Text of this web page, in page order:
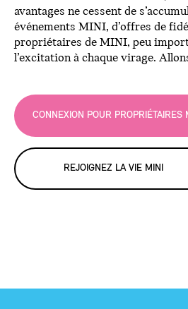
avantages ne cessent de
événements MINI, d’offres de
propriétaires de MINI, peu
l’excitation à chaque virage.
CONNEXION POUR PROPRIÉTAIRES
REJOIGNEZ LA VIE MINI